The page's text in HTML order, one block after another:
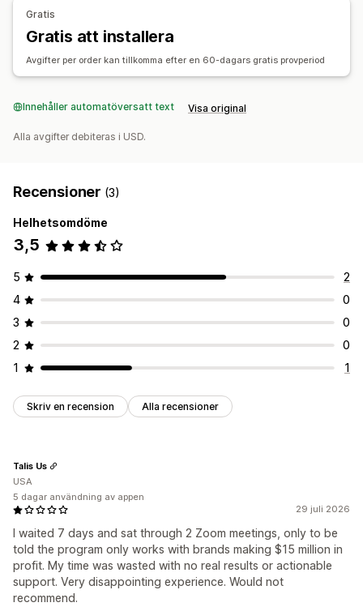
Automatiserade arbetsflöden
Aviseringar och analyser
Misstänkt aktivitet
Bedrägeriaviseringar
Riskrapporter
E-postaviseringar
Gratis
Gratis att installera
Avgifter per order kan tillkomma efter en 60-dagars gratis provperiod
Innehåller automatöversatt text Visa original
Alla avgifter debiteras i USD.
Recensioner (3)
Helhetsomdöme
3,5
5
2
4
0
3
0
2
0
1
1
Skriv en recension Alla recensioner
29 juli 2026
I waited 7 days and sat through 2 Zoom meetings, only to be
told the program only works with brands making $15 million in
profit. My time was wasted with no real results or actionable
support. Very disappointing experience. Would not
recommend.
Talis Us
USA
5 dagar användning av appen